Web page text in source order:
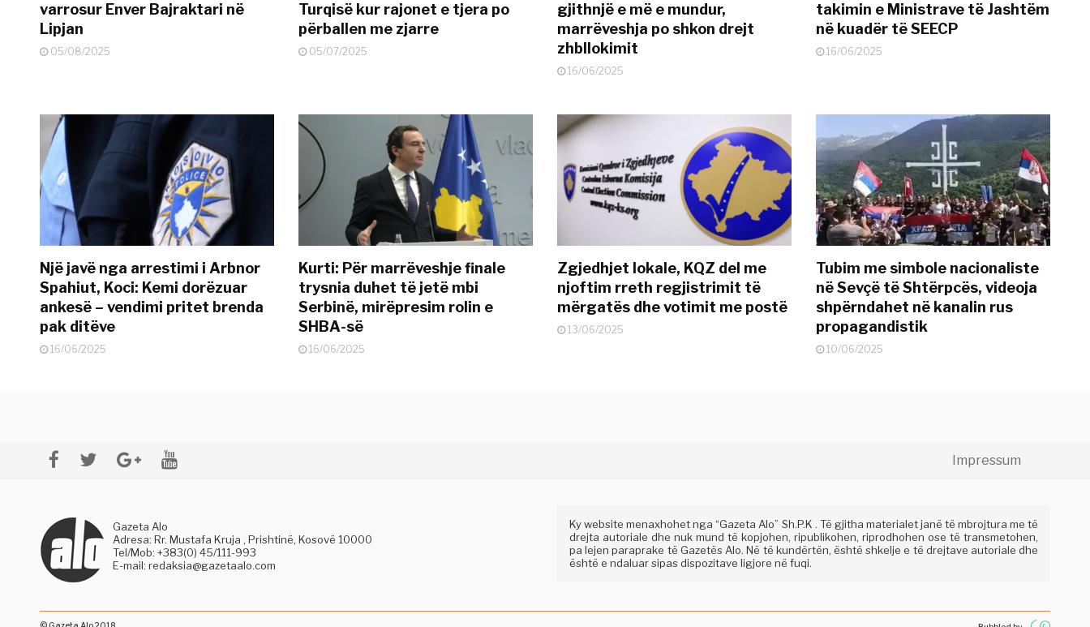
varrosur Enver Bajraktari në
Lipjan
05/08/2025
Turqisë kur rajonet e tjera po
përballen me zjarre
05/07/2025
gjithnjë e më e mundur,
marrëveshja po shkon drejt
zhbllokimit
16/06/2025
takimin e Ministrave të Jashtëm
në kuadër të SEECP
16/06/2025
Një javë nga arrestimi i Arbnor
Spahiut, Koci: Kemi dorëzuar
ankesë – vendimi pritet brenda
pak ditëve
16/06/2025
Kurti: Për marrëveshje finale
trysnia duhet të jetë mbi
Serbinë, mirëpresim rolin e
SHBA-së
16/06/2025
Zgjedhjet lokale, KQZ del me
njoftim rreth regjistrimit të
mërgatës dhe votimit me postë
13/06/2025
Tubim me simbole nacionaliste
në Sevçë të Shtërpcës, videoja
shpërndahet në kanalin rus
propagandistik
10/06/2025
Impressum
Gazeta Alo
Adresa: Rr. Mustafa Kruja , Prishtinë, Kosovë 10000
Tel/Mob: +383(0) 45/111-993
E-mail: redaksia@gazetaalo.com
Ky website menaxhohet nga “Gazeta Alo” Sh.P.K . Të gjitha materialet janë të mbrojtura me të
drejta autoriale dhe nuk mund të kopjohen, ripublikohen, riprodhohen ose të transmetohen,
pa lejen paraprake të Gazetës Alo. Në të kundërtën, është shkelje e të drejtave autoriale dhe
është e ndaluar sipas dispozitave ligjore në fuqi.
© Gazeta Alo 2018